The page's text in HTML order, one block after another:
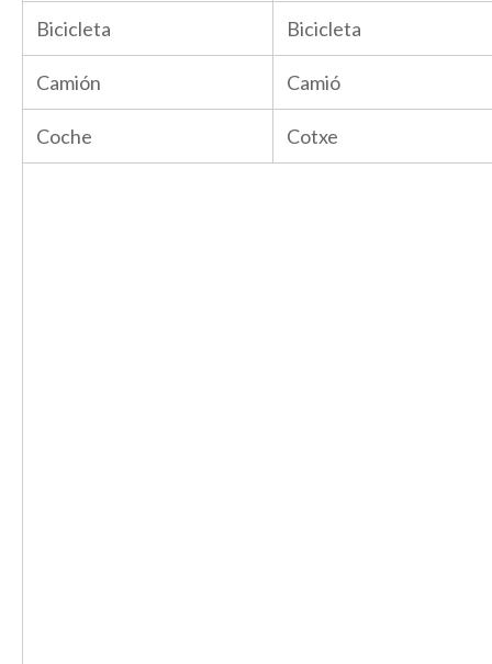
Bicicleta Bicicleta
Camión Camió
Coche Cotxe